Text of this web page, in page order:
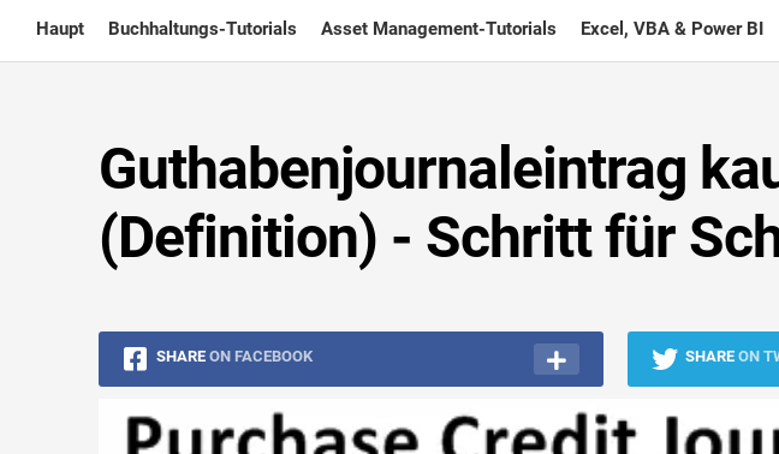
content
Haupt Buchhaltungs-Tutorials Asset Management-Tutorials Excel, VBA & Power BI
Guthabenjournaleintrag
(Definition) - Schritt für
SHARE ON FACEBOOK SHARE ON